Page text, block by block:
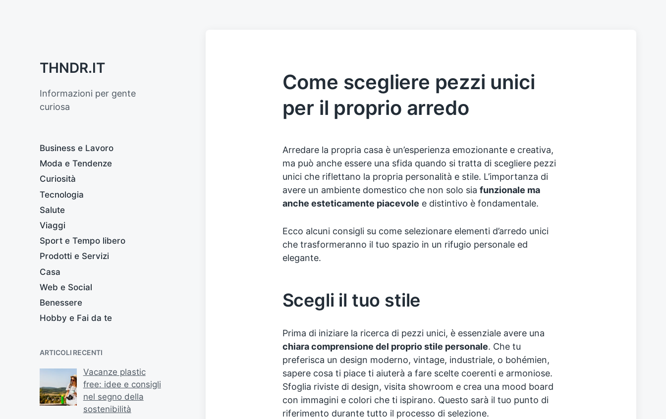
THNDR.IT
Informazioni per gente
curiosa
Business e Lavoro
Moda e Tendenze
Curiosità
Tecnologia
Salute
Viaggi
Sport e Tempo libero
Prodotti e Servizi
Casa
Web e Social
Benessere
Hobby e Fai da te
ARTICOLI RECENTI
Vacanze plastic
free: idee e consigli
nel segno della
sostenibilità
Come scegliere pezzi unici
per il proprio arredo
Arredare la propria casa è un’esperienza emozionante e creativa,
ma può anche essere una sfida quando si tratta di scegliere pezzi
unici che riflettano la propria personalità e stile. L’importanza di
avere un ambiente domestico che non solo sia funzionale ma
anche esteticamente piacevole e distintivo è fondamentale.
Ecco alcuni consigli su come selezionare elementi d’arredo unici
che trasformeranno il tuo spazio in un rifugio personale ed
elegante.
Scegli il tuo stile
Prima di iniziare la ricerca di pezzi unici, è essenziale avere una
chiara comprensione del proprio stile personale. Che tu
preferisca un design moderno, vintage, industriale, o bohémien,
sapere cosa ti piace ti aiuterà a fare scelte coerenti e armoniose.
Sfoglia riviste di design, visita showroom e crea una mood board
con immagini e colori che ti ispirano. Questo sarà il tuo punto di
riferimento durante tutto il processo di selezione.